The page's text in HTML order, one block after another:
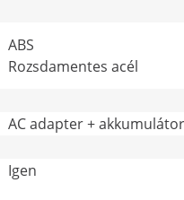
ABS
Rozsdamentes acél
AC adapter + akkumulátor
Igen